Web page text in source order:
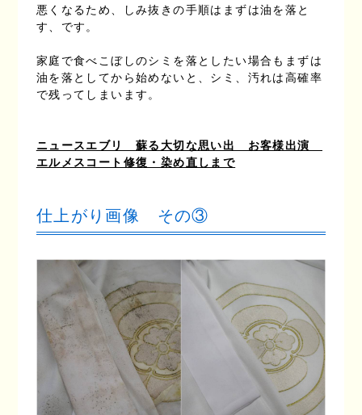
悪くなるため、しみ抜きの手順はまずは油を落と
す、です。
家庭で食べこぼしのシミを落としたい場合もまずは
油を落としてから始めないと、シミ、汚れは高確率
で残ってしまいます。
ニュースエブリ 蘇る大切な思い出 お客様出演
エルメスコート修復・染め直しまで
仕上がり画像 その③